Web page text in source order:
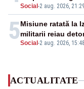
Social -2 aug. 2026, 21:29
5Social -2 aug. 2026, 15:48
Misiune ratată la
militarii reiau
ACTUALITATE